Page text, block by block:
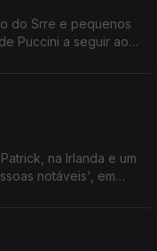
do Srre e pequenos
Puccini a seguir ao
na Irlanda e um
notáveis', em